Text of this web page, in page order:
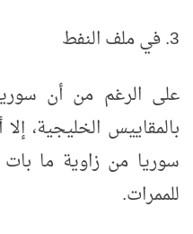
3. في ملف النفط
على الرغم من أن
بالمقاييس الخليجية،
سوريا من زاوية ما بات
للممرات.